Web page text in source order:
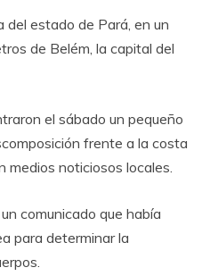
estado de Pará, en un
de Belém, la capital del
el sábado un pequeño
frente a la costa
medios noticiosos locales.
comunicado que había
para determinar la